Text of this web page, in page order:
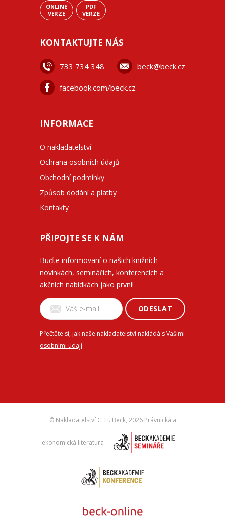
ONLINE
VERZE
PDF
VERZE
KONTAKTUJTE NÁS
733 734 348 beck@beck.cz
facebook.com/beck.cz
INFORMACE
O nakladatelství
Ochrana osobních údajů
Obchodní podmínky
Způsob dodání a platby
Kontakty
PŘIPOJTE SE K NÁM
Buďte informovaní o našich knižních
novinkách, seminářích, konferencích a
akčních nabídkách jako první!
ODESLAT
Přečtěte si, jak naše nakladatelství nakládá s Vašimi
osobními údaji.
© Nakladatelství C. H. Beck, 2026 Právnická a
ekonomická literatura